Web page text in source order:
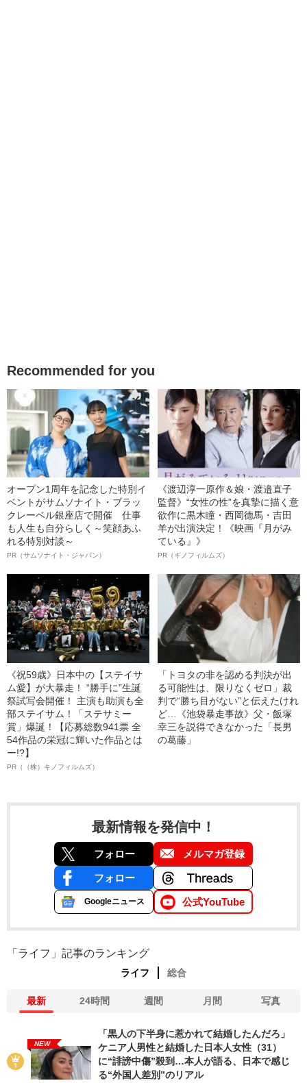
Recommended for you
オープン1周年を記念した特別イ
ベントがサムソナイト・ブラッ
クレーベル銀座店で開催 仕事
も人生も自分らしく～笑顔あふ
れる特別対談～
PR（サムソナイト・ジャパン）
《渡辺淳一原作＆娘・渡邉直子
監督》“女性の性”を真摯に描く意
欲作に黒木瞳・西岡德馬・吉田
羊が出演決定！《映画『月がみ
ている』》
PR（キノフィルムズ）
《祝59歳》日本中の【ステイサ
ム愛】が大暴走！ “勝手に”生誕
祭試写会開催！ 主演も助演も全
部ステイサム！「ステサミー
賞」爆誕！【応募総数941票 全
54作品の栄冠に輝いた作品とは
ー!?】
PR（（株）キノフィルムズ）
「トヨタの非を認める判決が出
る可能性は、限りなくゼロ」裁
判で“勝ち目がない”と伝えたけれ
ど…《池袋暴走事故》父・飯塚
幸三を説得できなかった「長男
の葛藤」
最新情報を発信中！
フォロー メルマガ登録
フォロー
Googleニュース 公式YouTube
「ライフ」記事のランキング
ライフ 総合
最新 24時間 週間 月間 写真
NEW
「黒人の下半身に惹かれて結婚したんだろ」
ケニア人男性と結婚した日本人女性（31）
に“誹謗中傷”殺到…本人が語る、日本で感じ
る“外国人差別”のリアル